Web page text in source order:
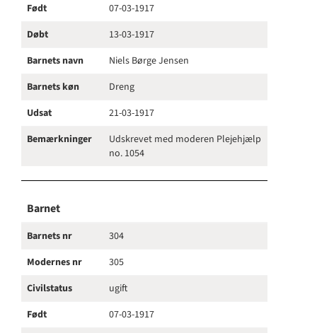
Født
07-03-1917
Døbt
13-03-1917
Barnets navn
Niels Børge Jensen
Barnets køn
Dreng
Udsat
21-03-1917
Bemærkninger
Udskrevet med moderen Plejehjælp
no. 1054
Barnet
Barnets nr
304
Modernes nr
305
Civilstatus
ugift
Født
07-03-1917